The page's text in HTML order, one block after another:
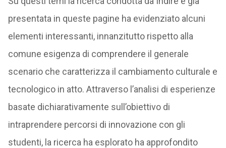
presentata in queste pagine ha evidenziato alcuni
elementi interessanti, innanzitutto rispetto alla
comune esigenza di comprendere il generale
scenario che caratterizza il cambiamento culturale e
tecnologico in atto. Attraverso l’analisi di esperienze
basate dichiarativamente sull’obiettivo di
intraprendere percorsi di innovazione con gli
studenti, la ricerca ha esplorato ha approfondito